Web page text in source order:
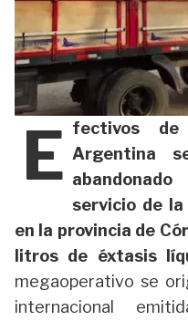
E fectivos de
Argentina
servicio de
en la provincia de
litros de éxtasis
megaoperativo se
internacional